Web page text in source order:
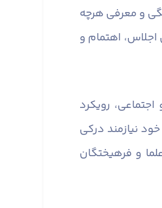
و معرفی هرچه
اجلاس، اهتمام و
رویکرد
نیازمند درکی
و فرهیختگان